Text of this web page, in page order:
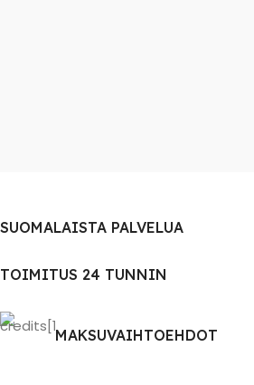
SUOMALAISTA PALVELUA
TOIMITUS 24 TUNNIN
MAKSUVAIHTOEHDOT